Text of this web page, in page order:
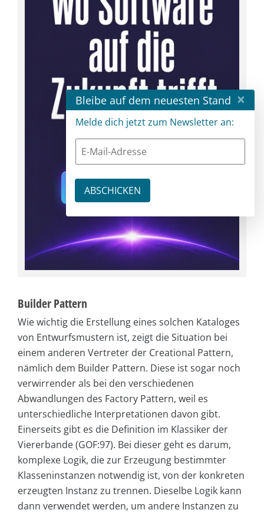
Builder Pattern
Wie wichtig die Erstellung eines solchen Kataloges
von Entwurfsmustern ist, zeigt die Situation bei
einem anderen Vertreter der Creational Pattern,
nämlich dem Builder Pattern. Diese ist sogar noch
verwirrender als bei den verschiedenen
Abwandlungen des Factory Pattern, weil es
unterschiedliche Interpretationen davon gibt.
Einerseits gibt es die Definition im Klassiker der
Viererbande (GOF:97). Bei dieser geht es darum,
komplexe Logik, die zur Erzeugung bestimmter
Klasseninstanzen notwendig ist, von der konkreten
erzeugten Instanz zu trennen. Dieselbe Logik kann
dann verwendet werden, um andere Instanzen zu
Bleibe auf dem neuesten Stand ×
Melde dich jetzt zum Newsletter an: